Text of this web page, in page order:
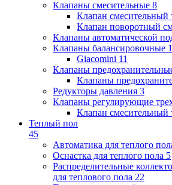
Клапаны cмесительные 8
Клапан cмесительный
Клапан поворотный
Клапаны автоматической
Клапаны балансировочные
Giacomini 11
Клапаны
Клапаны
Редукторы давления 3
Клапаны регулирующие
Клапан смесительный
Теплый пол
45
Автоматика для теплого
Оснастка для теплого пола 5
Распределительные
для теплового пола 22